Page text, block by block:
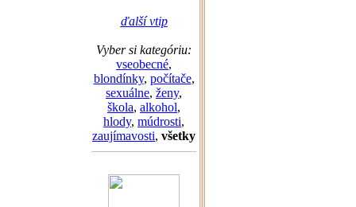
ďalší vtip
Vyber si kategóriu:
vseobecné,
blondínky, počítače,
sexuálne, ženy,
škola, alkohol,
hlody, múdrosti,
zaujímavosti, všetky